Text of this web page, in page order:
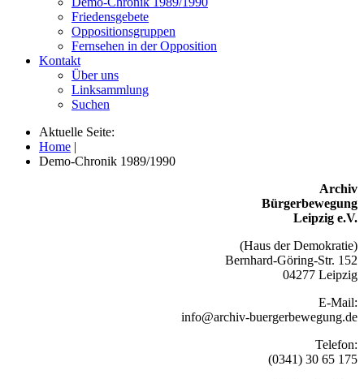
Friedensgebete
Oppositionsgruppen
Fernsehen in der Opposition
Kontakt
Über uns
Linksammlung
Suchen
Aktuelle Seite:
Home |
Demo-Chronik 1989/1990
Archiv
Bürgerbewegung
Leipzig e.V.
(Haus der Demokratie)
Bernhard-Göring-Str. 152
04277 Leipzig
E-Mail:
info@archiv-buergerbewegung.de
Telefon:
(0341) 30 65 175